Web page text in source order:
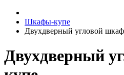
Шкафы-купе
Двухдверный угловой
Двухдверный